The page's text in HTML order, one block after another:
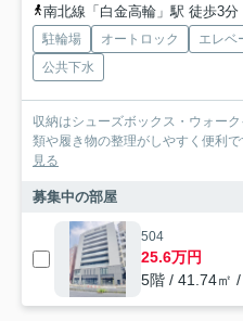
南北線「白金高輪」駅 徒歩3分
駐輪場 オートロック エレベ
公共下水
収納はシューズボックス・ウォー
類や履き物の整理がしやすく便利
見る
募集中の部屋
504
25.6万円
5階 / 41.74㎡